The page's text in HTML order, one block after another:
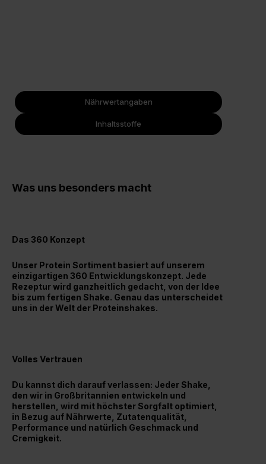
Nährwertangaben
Inhaltsstoffe
Was uns besonders macht
Das 360 Konzept
Unser Protein Sortiment basiert auf unserem
einzigartigen 360 Entwicklungskonzept. Jede
Rezeptur wird ganzheitlich gedacht, von der Idee
bis zum fertigen Shake. Genau das unterscheidet
uns in der Welt der Proteinshakes.
Volles Vertrauen
Du kannst dich darauf verlassen: Jeder Shake,
den wir in Großbritannien entwickeln und
herstellen, wird mit höchster Sorgfalt optimiert,
in Bezug auf Nährwerte, Zutatenqualität,
Performance und natürlich Geschmack und
Cremigkeit.